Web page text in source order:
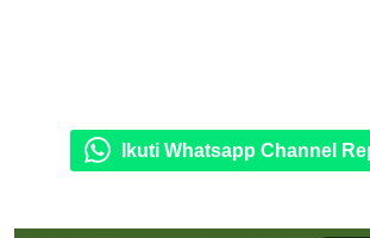
Ikuti Whatsapp Channel